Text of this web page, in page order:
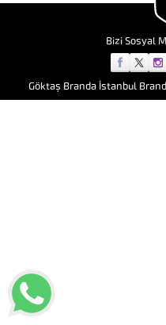
kullanım...
Bizi Sosyal
Göktaş Branda İstanbul